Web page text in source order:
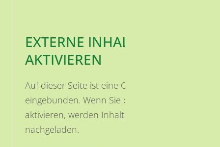
EXTERNE INHALTE
AKTIVIEREN
Auf dieser Seite ist eine OSM Karte
eingebunden. Wenn Sie die Karte
aktivieren, werden Inhalte von OSM
nachgeladen.